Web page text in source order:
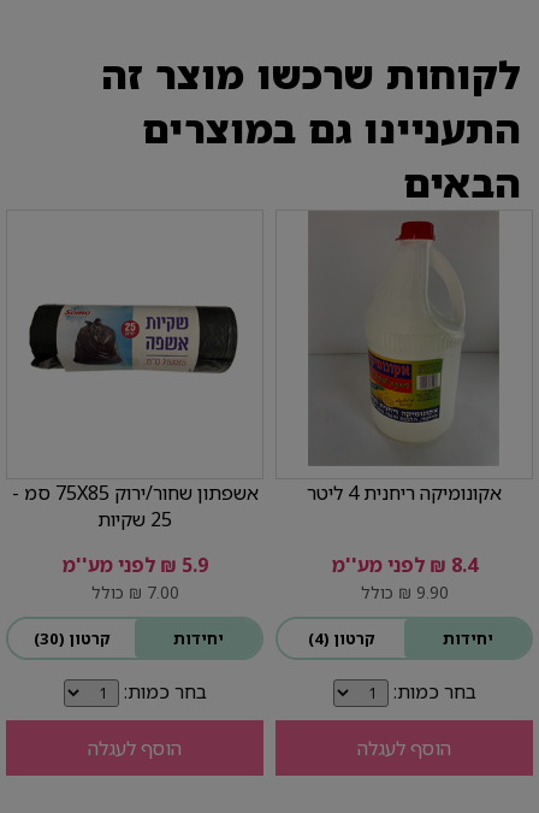
לקוחות שרכשו מוצר זה
התעניינו גם במוצרים
הבאים
אקונומיקה ריחנית 4 ליטר
8.4 ₪ לפני מע''מ
9.90 ₪ כולל
יחידות קרטון (4)
בחר כמות:
הוסף לעגלה
אשפתון שחור/ירוק 75X85 סמ -
25 שקיות
5.9 ₪ לפני מע''מ
7.00 ₪ כולל
יחידות קרטון (30)
בחר כמות:
הוסף לעגלה